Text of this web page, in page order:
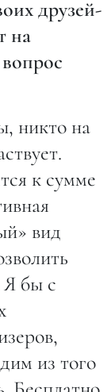
друзей-
на
никто на
к сумме
вид
Я бы с
из того